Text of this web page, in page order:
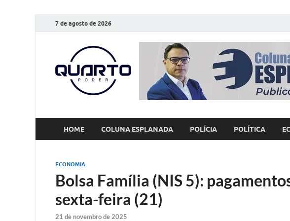
7 de agosto de 2026
O Quarto Poder
Notícias todos os dias
HOME COLUNA ESPLANADA POLÍCIA POLÍTICA
ECONOMIA
Bolsa Família (NIS 5):
sexta-feira (21)
21 de novembro de 2025